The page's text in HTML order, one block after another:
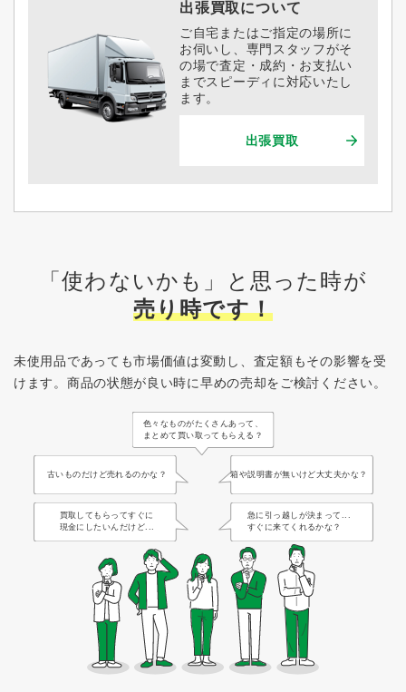
出張買取について
ご自宅またはご指定の場所に
お伺いし、専門スタッフがそ
の場で査定・成約・お支払い
までスピーディに対応いたし
ます。
出張買取
「使わないかも」と思った時が
売り時です！
未使用品であっても市場価値は変動し、査定額もその影響を受
けます。 商品の状態が良い時に早めの売却をご検討ください。
色々なものがたくさんあって、
まとめて買い取ってもらえる？
古いものだけど売れるのかな？ 箱や説明書が無いけど大丈夫かな？
買取してもらってすぐに
現金にしたいんだけど...
急に引っ越しが決まって...
すぐに来てくれるかな？